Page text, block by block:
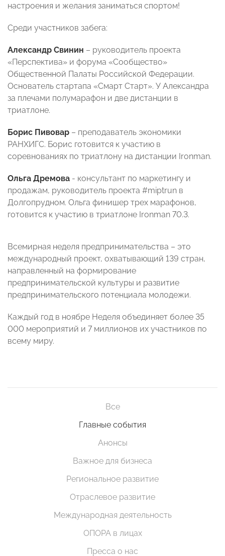
настроения и желания заниматься спортом!
Среди участников забега:
Александр Свинин – руководитель проекта
«Перспектива» и форума «Сообщество»
Общественной Палаты Российской Федерации.
Основатель стартапа «Смарт Старт». У Александра
за плечами полумарафон и две дистанции в
триатлоне.
Борис Пивовар – преподаватель экономики
РАНХИГС. Борис готовится к участию в
соревнованиях по триатлону на дистанции Ironman.
Ольга Дремова - консультант по маркетингу и
продажам, руководитель проекта #miptrun в
Долгопрудном. Ольга финишер трех марафонов,
готовится к участию в триатлоне Ironman 70.3.
Всемирная неделя предпринимательства – это
международный проект, охватывающий 139 стран,
направленный на формирование
предпринимательской культуры и развитие
предпринимательского потенциала молодежи.
Каждый год в ноябре Неделя объединяет более 35
000 мероприятий и 7 миллионов их участников по
всему миру.
Все
Главные события
Анонсы
Важное для бизнеса
Региональное развитие
Отраслевое развитие
Международная деятельность
ОПОРА в лицах
Пресса о нас